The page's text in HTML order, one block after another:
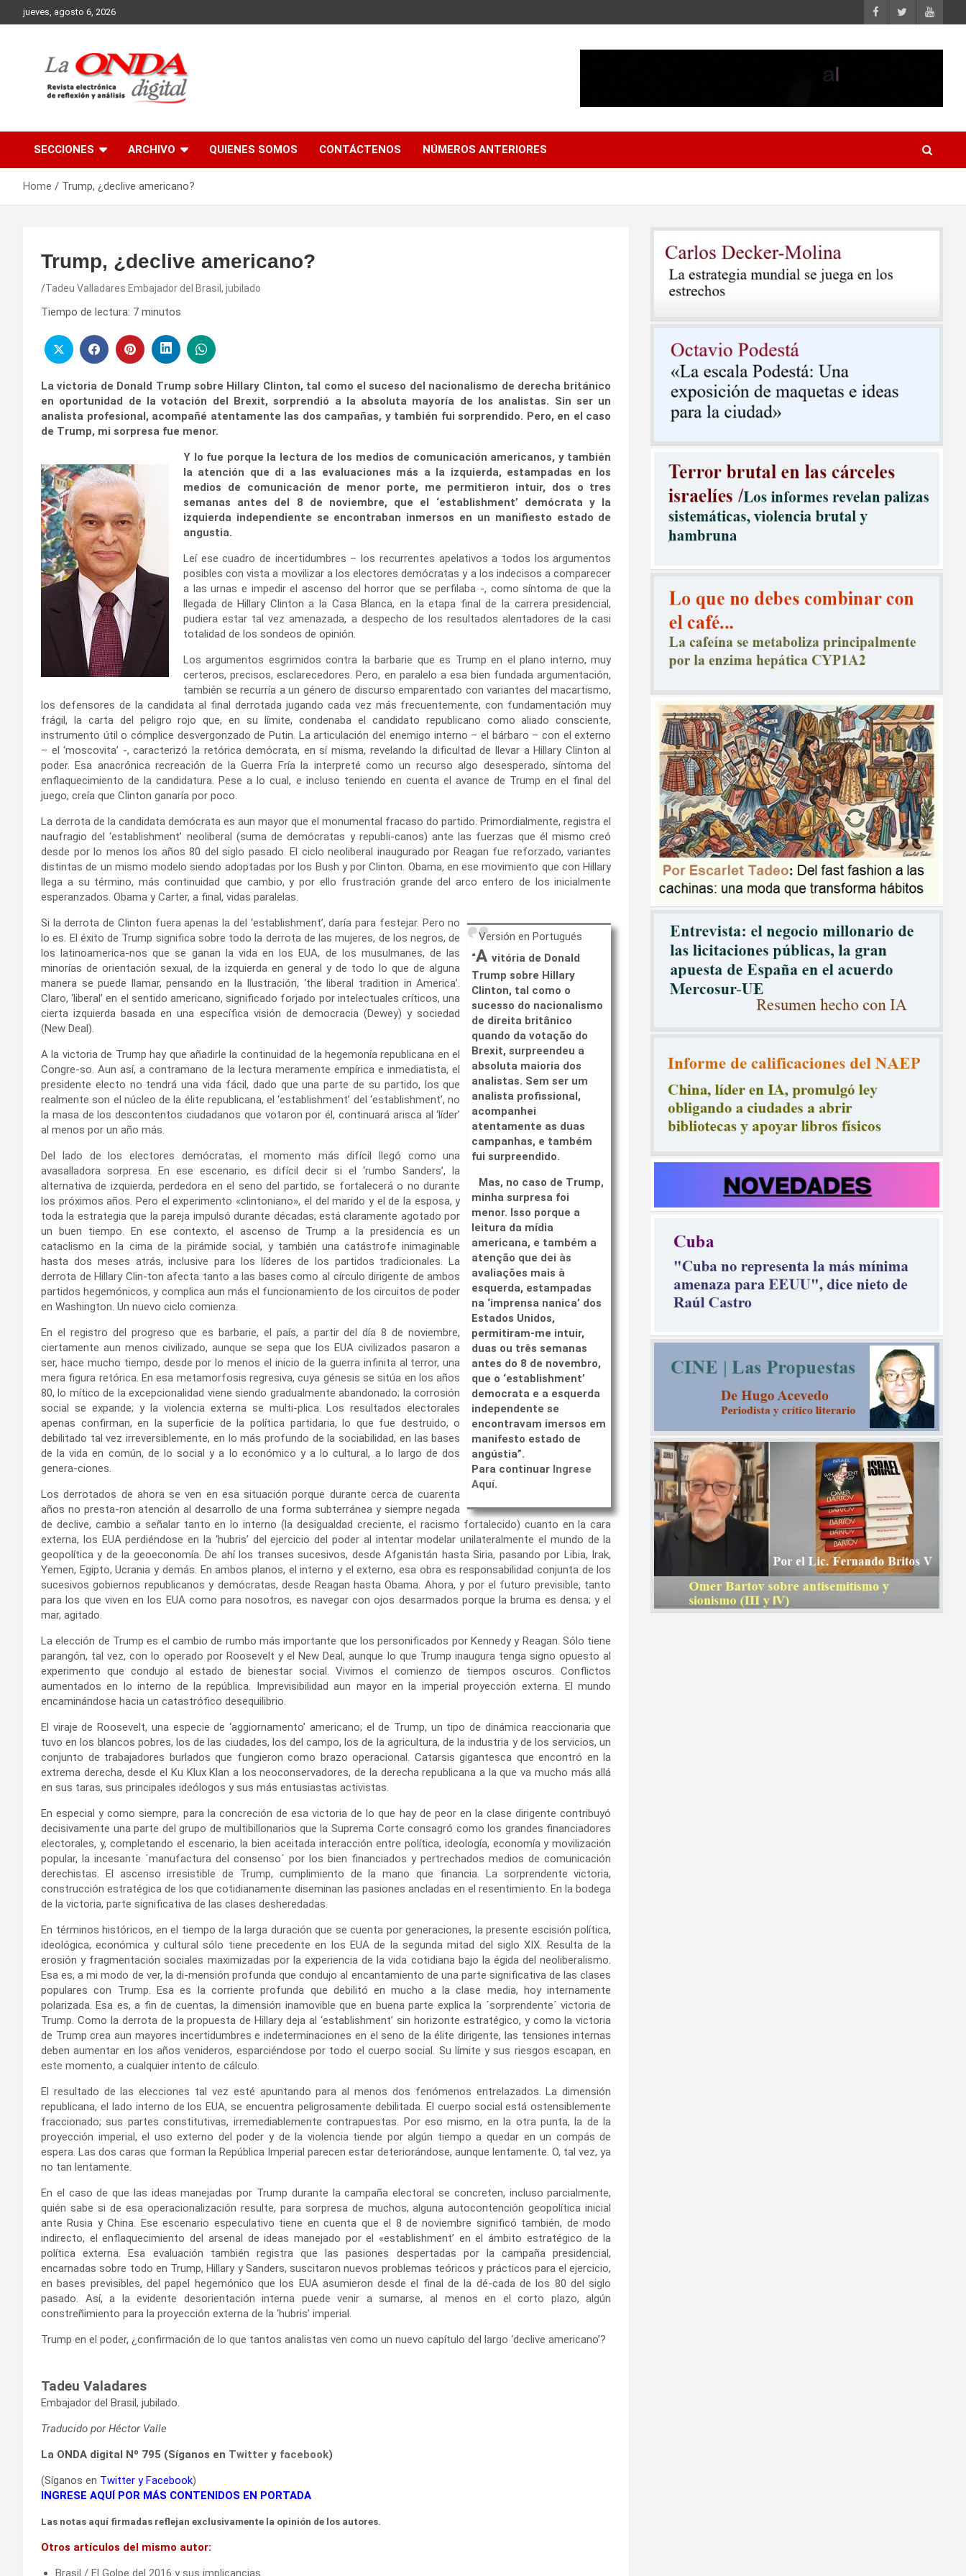
to
jueves, agosto 6, 2026
SECCIONES ARCHIVO QUIENES SOMOS CONTÁCTENOS NÚMEROS ANTERIORES
Home Trump, ¿declive americano?
Trump, ¿declive americano?
Tadeu Valladares Embajador del Brasil, jubilado
Tiempo de lectura: 7 minutos
La victoria de Donald Trump sobre Hillary Clinton, tal como el suceso del nacionalismo de derecha británico
en oportunidad de la votación del Brexit, sorprendió a la absoluta mayoría de los analistas. Sin ser un
analista profesional, acompañé atentamente las dos campañas, y también fui sorprendido. Pero, en el caso
de Trump, mi sorpresa fue menor.
Y lo fue porque la lectura de los medios de comunicación americanos, y también
la atención que di a las evaluaciones más a la izquierda, estampadas en los
medios de comunicación de menor porte, me permitieron intuir, dos o tres
semanas antes del 8 de noviembre, que el ‘establishment’ demócrata y la
izquierda independiente se encontraban inmersos en un manifiesto estado de
angustia.
Leí ese cuadro de incertidumbres – los recurrentes apelativos a todos los argumentos
posibles con vista a movilizar a los electores demócratas y a los indecisos a comparecer
a las urnas e impedir el ascenso del horror que se perfilaba -, como síntoma de que la
llegada de Hillary Clinton a la Casa Blanca, en la etapa final de la carrera presidencial,
pudiera estar tal vez amenazada, a despecho de los resultados alentadores de la casi
totalidad de los sondeos de opinión.
Los argumentos esgrimidos contra la barbarie que es Trump en el plano interno, muy
certeros, precisos, esclarecedores. Pero, en paralelo a esa bien fundada argumentación,
también se recurría a un género de discurso emparentado con variantes del macartismo,
los defensores de la candidata al final derrotada jugando cada vez más frecuentemente, con fundamentación muy
frágil, la carta del peligro rojo que, en su límite, condenaba el candidato republicano como aliado consciente,
instrumento útil o cómplice desvergonzado de Putin. La articulación del enemigo interno – el bárbaro – con el externo
– el ‘moscovita’ -, caracterizó la retórica demócrata, en sí misma, revelando la dificultad de llevar a Hillary Clinton al
poder. Esa anacrónica recreación de la Guerra Fría la interpreté como un recurso algo desesperado, síntoma del
enflaquecimiento de la candidatura. Pese a lo cual, e incluso teniendo en cuenta el avance de Trump en el final del
juego, creía que Clinton ganaría por poco.
La derrota de la candidata demócrata es aun mayor que el monumental fracaso do partido. Primordialmente, registra el
naufragio del ‘establishment’ neoliberal (suma de demócratas y republi-canos) ante las fuerzas que él mismo creó
desde por lo menos los años 80 del siglo pasado. El ciclo neoliberal inaugurado por Reagan fue reforzado, variantes
distintas de un mismo modelo siendo adoptadas por los Bush y por Clinton. Obama, en ese movimiento que con Hillary
llega a su término, más continuidad que cambio, y por ello frustración grande del arco entero de los inicialmente
esperanzados. Obama y Carter, a final, vidas paralelas.
Versión en Portugués
“A vitória de Donald
Trump sobre Hillary
Clinton, tal como o
sucesso do nacionalismo
de direita britânico
quando da votação do
Brexit, surpreendeu a
absoluta maioria dos
analistas. Sem ser um
analista profissional,
acompanhei
atentamente as duas
campanhas, e também
fui surpreendido.
Mas, no caso de Trump,
minha surpresa foi
menor. Isso porque a
leitura da mídia
americana, e também a
atenção que dei às
avaliações mais à
esquerda, estampadas
na ‘imprensa nanica’ dos
Estados Unidos,
permitiram-me intuir,
duas ou três semanas
antes do 8 de novembro,
que o ‘establishment’
democrata e a esquerda
independente se
encontravam imersos em
manifesto estado de
angústia”.
Para continuar Ingrese
Aquí.
Si la derrota de Clinton fuera apenas la del ‘establishment’, daría para festejar. Pero no
lo es. El éxito de Trump significa sobre todo la derrota de las mujeres, de los negros, de
los latinoamerica-nos que se ganan la vida en los EUA, de los musulmanes, de las
minorías de orientación sexual, de la izquierda en general y de todo lo que de alguna
manera se puede llamar, pensando en la Ilustración, ‘the liberal tradition in America’.
Claro, ‘liberal’ en el sentido americano, significado forjado por intelectuales críticos, una
cierta izquierda basada en una específica visión de democracia (Dewey) y sociedad
(New Deal).
A la victoria de Trump hay que añadirle la continuidad de la hegemonía republicana en el
Congre-so. Aun así, a contramano de la lectura meramente empírica e inmediatista, el
presidente electo no tendrá una vida fácil, dado que una parte de su partido, los que
realmente son el núcleo de la élite republicana, el ‘establishment’ del ‘establishment’, no
la masa de los descontentos ciudadanos que votaron por él, continuará arisca al ‘líder’
al menos por un año más.
Del lado de los electores demócratas, el momento más difícil llegó como una
avasalladora sorpresa. En ese escenario, es difícil decir si el ‘rumbo Sanders’, la
alternativa de izquierda, perdedora en el seno del partido, se fortalecerá o no durante
los próximos años. Pero el experimento «clintoniano», el del marido y el de la esposa, y
toda la estrategia que la pareja impulsó durante décadas, está claramente agotado por
un buen tiempo. En ese contexto, el ascenso de Trump a la presidencia es un
cataclismo en la cima de la pirámide social, y también una catástrofe inimaginable
hasta dos meses atrás, inclusive para los líderes de los partidos tradicionales. La
derrota de Hillary Clin-ton afecta tanto a las bases como al círculo dirigente de ambos
partidos hegemónicos, y complica aun más el funcionamiento de los circuitos de poder
en Washington. Un nuevo ciclo comienza.
En el registro del progreso que es barbarie, el país, a partir del día 8 de noviembre,
ciertamente aun menos civilizado, aunque se sepa que los EUA civilizados pasaron a
ser, hace mucho tiempo, desde por lo menos el inicio de la guerra infinita al terror, una
mera figura retórica. En esa metamorfosis regresiva, cuya génesis se sitúa en los años
80, lo mítico de la excepcionalidad viene siendo gradualmente abandonado; la corrosión
social se expande; y la violencia externa se multi-plica. Los resultados electorales
apenas confirman, en la superficie de la política partidaria, lo que fue destruido, o
debilitado tal vez irreversiblemente, en lo más profundo de la sociabilidad, en las bases
de la vida en común, de lo social y a lo económico y a lo cultural, a lo largo de dos
genera-ciones.
Los derrotados de ahora se ven en esa situación porque durante cerca de cuarenta
años no presta-ron atención al desarrollo de una forma subterránea y siempre negada
de declive, cambio a señalar tanto en lo interno (la desigualdad creciente, el racismo fortalecido) cuanto en la cara
externa, los EUA perdiéndose en la ‘hubris’ del ejercicio del poder al intentar modelar unilateralmente el mundo de la
geopolítica y de la geoeconomía. De ahí los transes sucesivos, desde Afganistán hasta Siria, pasando por Libia, Irak,
Yemen, Egipto, Ucrania y demás. En ambos planos, el interno y el externo, esa obra es responsabilidad conjunta de los
sucesivos gobiernos republicanos y demócratas, desde Reagan hasta Obama. Ahora, y por el futuro previsible, tanto
para los que viven en los EUA como para nosotros, es navegar con ojos desarmados porque la bruma es densa; y el
mar, agitado.
La elección de Trump es el cambio de rumbo más importante que los personificados por Kennedy y Reagan. Sólo tiene
parangón, tal vez, con lo operado por Roosevelt y el New Deal, aunque lo que Trump inaugura tenga signo opuesto al
experimento que condujo al estado de bienestar social. Vivimos el comienzo de tiempos oscuros. Conflictos
aumentados en lo interno de la república. Imprevisibilidad aun mayor en la imperial proyección externa. El mundo
encaminándose hacia un catastrófico desequilibrio.
El viraje de Roosevelt, una especie de ‘aggiornamento’ americano; el de Trump, un tipo de dinámica reaccionaria que
tuvo en los blancos pobres, los de las ciudades, los del campo, los de la agricultura, de la industria y de los servicios, un
conjunto de trabajadores burlados que fungieron como brazo operacional. Catarsis gigantesca que encontró en la
extrema derecha, desde el Ku Klux Klan a los neoconservadores, de la derecha republicana a la que va mucho más allá
en sus taras, sus principales ideólogos y sus más entusiastas activistas.
En especial y como siempre, para la concreción de esa victoria de lo que hay de peor en la clase dirigente contribuyó
decisivamente una parte del grupo de multibillonarios que la Suprema Corte consagró como los grandes financiadores
electorales, y, completando el escenario, la bien aceitada interacción entre política, ideología, economía y movilización
popular, la incesante ´manufactura del consenso´ por los bien financiados y pertrechados medios de comunicación
derechistas. El ascenso irresistible de Trump, cumplimiento de la mano que financia. La sorprendente victoria,
construcción estratégica de los que cotidianamente diseminan las pasiones ancladas en el resentimiento. En la bodega
de la victoria, parte significativa de las clases desheredadas.
En términos históricos, en el tiempo de la larga duración que se cuenta por generaciones, la presente escisión política,
ideológica, económica y cultural sólo tiene precedente en los EUA de la segunda mitad del siglo XIX. Resulta de la
erosión y fragmentación sociales maximizadas por la experiencia de la vida cotidiana bajo la égida del neoliberalismo.
Esa es, a mi modo de ver, la di-mensión profunda que condujo al encantamiento de una parte significativa de las clases
populares con Trump. Esa es la corriente profunda que debilitó en mucho a la clase media, hoy internamente
polarizada. Esa es, a fin de cuentas, la dimensión inamovible que en buena parte explica la ´sorprendente´ victoria de
Trump. Como la derrota de la propuesta de Hillary deja al ‘establishment’ sin horizonte estratégico, y como la victoria
de Trump crea aun mayores incertidumbres e indeterminaciones en el seno de la élite dirigente, las tensiones internas
deben aumentar en los años venideros, esparciéndose por todo el cuerpo social. Su límite y sus riesgos escapan, en
este momento, a cualquier intento de cálculo.
El resultado de las elecciones tal vez esté apuntando para al menos dos fenómenos entrelazados. La dimensión
republicana, el lado interno de los EUA, se encuentra peligrosamente debilitada. El cuerpo social está ostensiblemente
fraccionado; sus partes constitutivas, irremediablemente contrapuestas. Por eso mismo, en la otra punta, la de la
proyección imperial, el uso externo del poder y de la violencia tiende por algún tiempo a quedar en un compás de
espera. Las dos caras que forman la República Imperial parecen estar deteriorándose, aunque lentamente. O, tal vez, ya
no tan lentamente.
En el caso de que las ideas manejadas por Trump durante la campaña electoral se concreten, incluso parcialmente,
quién sabe si de esa operacionalización resulte, para sorpresa de muchos, alguna autocontención geopolítica inicial
ante Rusia y China. Ese escenario especulativo tiene en cuenta que el 8 de noviembre significó también, de modo
indirecto, el enflaquecimiento del arsenal de ideas manejado por el «establishment’ en el ámbito estratégico de la
política externa. Esa evaluación también registra que las pasiones despertadas por la campaña presidencial,
encarnadas sobre todo en Trump, Hillary y Sanders, suscitaron nuevos problemas teóricos y prácticos para el ejercicio,
en bases previsibles, del papel hegemónico que los EUA asumieron desde el final de la dé-cada de los 80 del siglo
pasado. Así, a la evidente desorientación interna puede venir a sumarse, al menos en el corto plazo, algún
constreñimiento para la proyección externa de la ‘hubris’ imperial.
Trump en el poder, ¿confirmación de lo que tantos analistas ven como un nuevo capítulo del largo ‘declive americano’?
Tadeu Valadares
Embajador del Brasil, jubilado.
Traducido por Héctor Valle
La ONDA digital Nº 795 (Síganos en Twitter y facebook)
(Síganos en Twitter yFacebook)
INGRESE AQUÍ POR MÁS CONTENIDOS EN PORTADA
Las notas aquí firmadas reflejan exclusivamente la opinión de los autores.
Otros artículos del mismo autor:
Brasil / El Golpe del 2016 y sus implicancias